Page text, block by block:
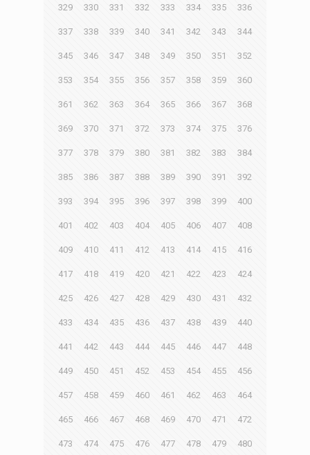
329 330 331 332 333 334 335 336
337 338 339 340 341 342 343 344
345 346 347 348 349 350 351 352
353 354 355 356 357 358 359 360
361 362 363 364 365 366 367 368
369 370 371 372 373 374 375 376
377 378 379 380 381 382 383 384
385 386 387 388 389 390 391 392
393 394 395 396 397 398 399 400
401 402 403 404 405 406 407 408
409 410 411 412 413 414 415 416
417 418 419 420 421 422 423 424
425 426 427 428 429 430 431 432
433 434 435 436 437 438 439 440
441 442 443 444 445 446 447 448
449 450 451 452 453 454 455 456
457 458 459 460 461 462 463 464
465 466 467 468 469 470 471 472
473 474 475 476 477 478 479 480